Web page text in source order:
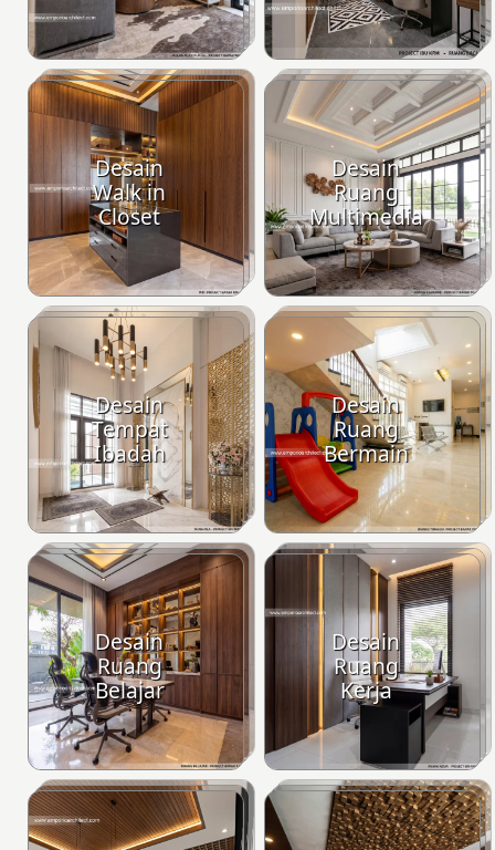
Desain
Walk in
Closet
Desain
Ruang
Multimedia
Desain
Tempat
Ibadah
Desain
Ruang
Bermain
Desain
Ruang
Belajar
Desain
Ruang
Kerja